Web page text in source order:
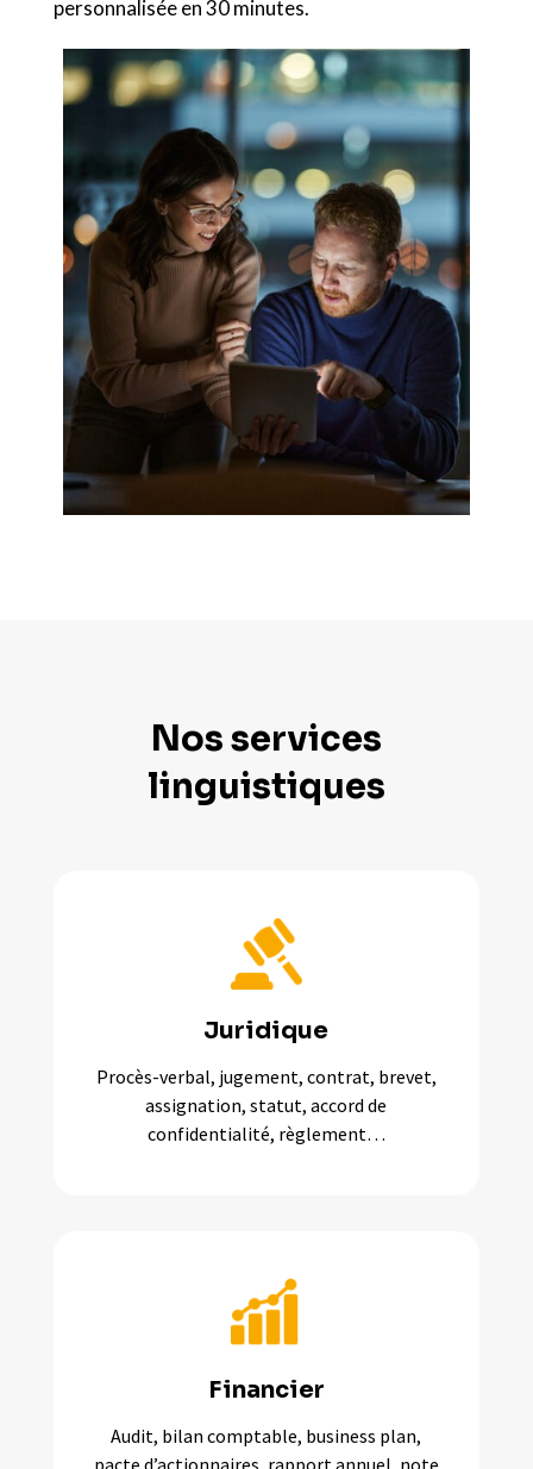
personnalisée en 30 minutes.
Nos services
linguistiques
Juridique
Procès-verbal, jugement, contrat, brevet,
assignation, statut, accord de
confidentialité, règlement…
Financier
Audit, bilan comptable, business plan,